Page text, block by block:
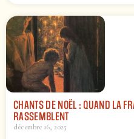
CHANTS DE NOËL : QUAND LA
RASSEMBLENT
décembre 16, 2025